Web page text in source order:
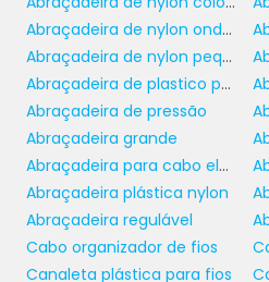
riscos de tropeços e
FÁCIL
UPGRADE
Quando se trata de
elétricos, a solução de
abertooferece um
design inovador permite
realizem ajustes e
Abraçadeira de nylon onde comprar
Abraçadeira de nylon pequena
Abraçadeira de plastico para tubos
Abraçadeira de pressão
Abraçadeira grande
Abraçadeira para cabo elétrico
Abraçadeira plástica nylon
Abraçadeira regulável
Cabo organizador de fios
Canaleta plástica para fios